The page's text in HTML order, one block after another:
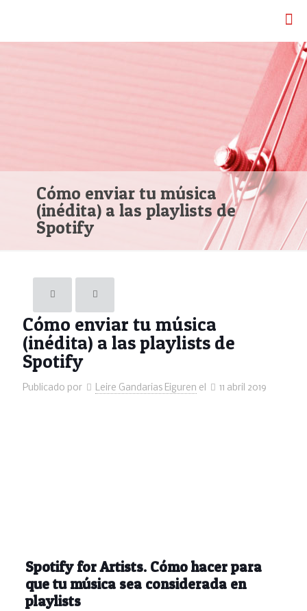
Cómo enviar tu música
(inédita) a las playlists de
Spotify
Cómo enviar tu música
(inédita) a las playlists de
Spotify
Publicado por Leire Gandarias Eiguren el 11 abril 2019
Spotify for Artists. Cómo hacer para
que tu música sea considerada en
playlists